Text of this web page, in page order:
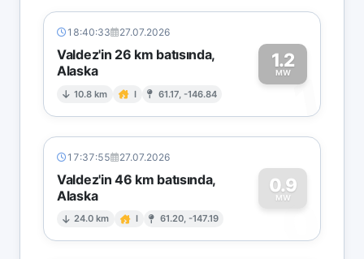
18:40:33 27.07.2026
Valdez'in 26 km batısında,
Alaska
10.8 km I 61.17, -146.84
1.2
MW1
17:37:55 27.07.2026
Valdez'in 46 km batısında,
Alaska
24.0 km I 61.20, -147.19
0.9
MW
0